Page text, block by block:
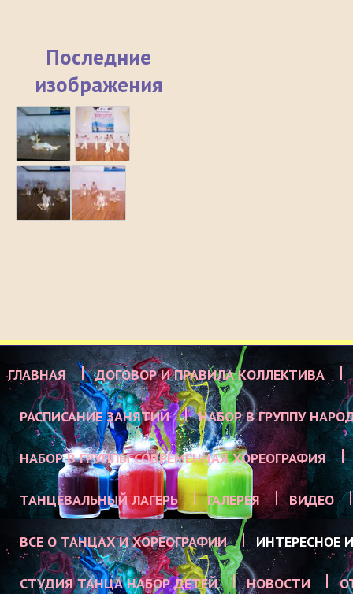
Последние
изображения
ГЛАВНАЯ ДОГОВОР И ПРАВИЛА КОЛЛЕКТИВА
РАСПИСАНИЕ ЗАНЯТИЙ НАБОР В ГРУППУ
НАБОР В ГРУППЫ СОВРЕМЕННАЯ ХОРЕОГРАФИЯ
ТАНЦЕВАЛЬНЫЙ ЛАГЕРЬ ГАЛЕРЕЯ ВИДЕО
ВСЕ О ТАНЦАХ И ХОРЕОГРАФИИ ИНТЕРЕСНОЕ
СТУДИЯ ТАНЦА НАБОР ДЕТЕЙ НОВОСТИ